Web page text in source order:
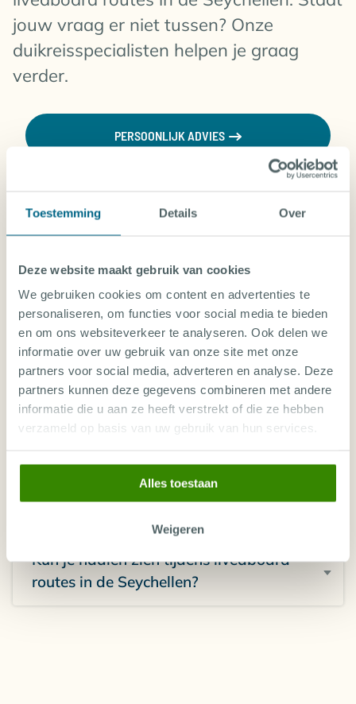
Toestemming Details Over
Deze website maakt gebruik van cookies
We gebruiken cookies om content en advertenties te
personaliseren, om functies voor social media te bieden
en om ons websiteverkeer te analyseren. Ook delen we
informatie over uw gebruik van onze site met onze
partners voor social media, adverteren en analyse. Deze
partners kunnen deze gegevens combineren met andere
informatie die u aan ze heeft verstrekt of die ze hebben
verzameld op basis van uw gebruik van hun services.
Alles toestaan
Weigeren
jouw vraag er niet tussen? Onze
duikreisspecialisten helpen je graag
verder.
PERSOONLIJK ADVIES
Is een liveaboard in de Seychellen de
moeite waard?
Wat maakt liveaboard routes in de
Seychellen anders?
Kun je naast duiken ook veel zien
tijdens de route?
Kun je haaien zien tijdens liveaboard
routes in de Seychellen?